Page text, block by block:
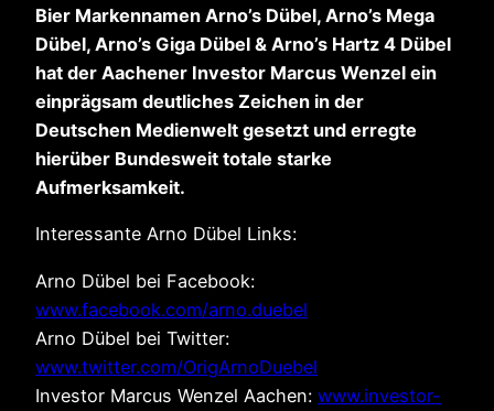
Bier Markennamen Arno’s Dübel, Arno’s Mega
Dübel, Arno’s Giga Dübel & Arno’s Hartz 4 Dübel
hat der Aachener Investor Marcus Wenzel ein
einprägsam deutliches Zeichen in der
Deutschen Medienwelt gesetzt und erregte
hierüber Bundesweit totale starke
Aufmerksamkeit.
Interessante Arno Dübel Links:
Arno Dübel bei Facebook:
www.facebook.com/arno.duebel
Arno Dübel bei Twitter:
www.twitter.com/OrigArnoDuebel
Investor Marcus Wenzel Aachen: www.investor-